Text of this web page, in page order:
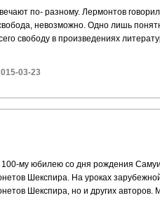
по- разному. Лермонтов
невозможно. Одно лишь
свободу в произведениях
03-23
100-му юбилею со дня рождения
Шекспира. На уроках
Шекспира, но и других авторов.